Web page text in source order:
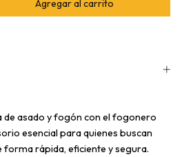
asado y fogón con el fogonero
esencial para quienes buscan
forma rápida, eficiente y segura.